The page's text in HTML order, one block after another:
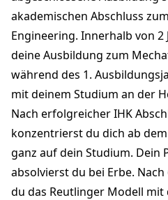
akademischen Abschluss
Engineering. Innerhalb von 2
deine Ausbildung zum
während des 1.
mit deinem Studium an der
Nach erfolgreicher IHK
konzentrierst du dich ab
ganz auf dein Studium. Dein
absolvierst du bei Erbe.
du das Reutlinger Modell